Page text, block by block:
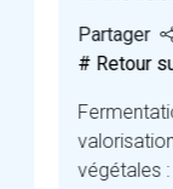
Partager
# Retour
végétales